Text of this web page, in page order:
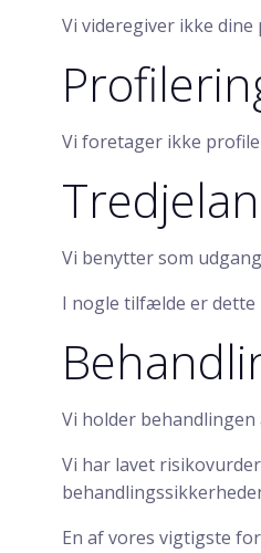
Vi videregiver ikke
Vi foretager ikke
Vi benytter som
I nogle tilfælde er dette
Vi holder
Vi har lavet
En af vores vigtigste